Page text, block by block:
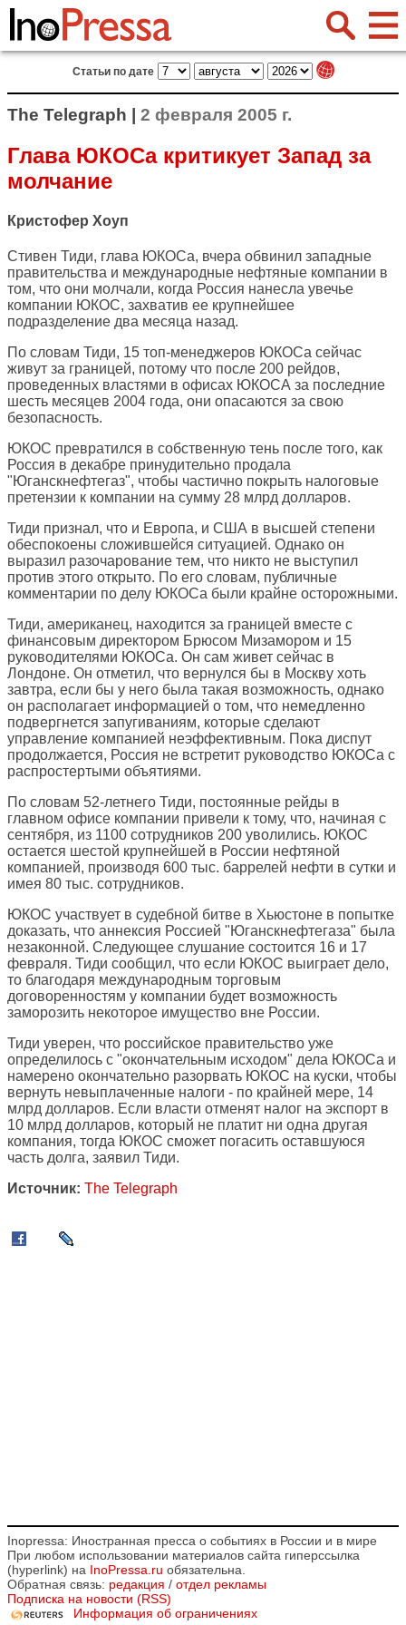
Статьи по дате
The Telegraph | 2 февраля 2005 г.
Глава ЮКОСа критикует Запад за
молчание
Кристофер Хоуп
Стивен Тиди, глава ЮКОСа, вчера обвинил западные
правительства и международные нефтяные компании в
том, что они молчали, когда Россия нанесла увечье
компании ЮКОС, захватив ее крупнейшее
подразделение два месяца назад.
По словам Тиди, 15 топ-менеджеров ЮКОСа сейчас
живут за границей, потому что после 200 рейдов,
проведенных властями в офисах ЮКОСА за последние
шесть месяцев 2004 года, они опасаются за свою
безопасность.
ЮКОС превратился в собственную тень после того, как
Россия в декабре принудительно продала
"Юганскнефтегаз", чтобы частично покрыть налоговые
претензии к компании на сумму 28 млрд долларов.
Тиди признал, что и Европа, и США в высшей степени
обеспокоены сложившейся ситуацией. Однако он
выразил разочарование тем, что никто не выступил
против этого открыто. По его словам, публичные
комментарии по делу ЮКОСа были крайне осторожными.
Тиди, американец, находится за границей вместе с
финансовым директором Брюсом Мизамором и 15
руководителями ЮКОСа. Он сам живет сейчас в
Лондоне. Он отметил, что вернулся бы в Москву хоть
завтра, если бы у него была такая возможность, однако
он располагает информацией о том, что немедленно
подвергнется запугиваниям, которые сделают
управление компанией неэффективным. Пока диспут
продолжается, Россия не встретит руководство ЮКОСа с
распростертыми объятиями.
По словам 52-летнего Тиди, постоянные рейды в
главном офисе компании привели к тому, что, начиная с
сентября, из 1100 сотрудников 200 уволились. ЮКОС
остается шестой крупнейшей в России нефтяной
компанией, производя 600 тыс. баррелей нефти в сутки и
имея 80 тыс. сотрудников.
ЮКОС участвует в судебной битве в Хьюстоне в попытке
доказать, что аннексия Россией "Юганскнефтегаза" была
незаконной. Следующее слушание состоится 16 и 17
февраля. Тиди сообщил, что если ЮКОС выиграет дело,
то благодаря международным торговым
договоренностям у компании будет возможность
заморозить некоторое имущество вне России.
Тиди уверен, что российское правительство уже
определилось с "окончательным исходом" дела ЮКОСа и
намерено окончательно разорвать ЮКОС на куски, чтобы
вернуть невыплаченные налоги - по крайней мере, 14
млрд долларов. Если власти отменят налог на экспорт в
10 млрд долларов, который не платит ни одна другая
компания, тогда ЮКОС сможет погасить оставшуюся
часть долга, заявил Тиди.
Источник: The Telegraph
Inopressa: Иностранная пресса о событиях в России и в мире
При любом использовании материалов сайта гиперссылка
(hyperlink) на InoPressa.ru обязательна.
Обратная связь: редакция / отдел рекламы
Подписка на новости (RSS)
Информация об ограничениях